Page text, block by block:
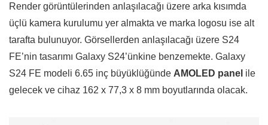
Render görüntülerinden anlaşılacağı üzere arka kısımda
üçlü kamera kurulumu yer almakta ve marka logosu ise alt
tarafta bulunuyor. Görsellerden anlaşılacağı üzere S24
FE’nin tasarımı Galaxy S24’ünkine benzemekte. Galaxy
S24 FE modeli 6.65 inç büyüklüğünde AMOLED panel ile
gelecek ve cihaz 162 x 77,3 x 8 mm boyutlarında olacak.